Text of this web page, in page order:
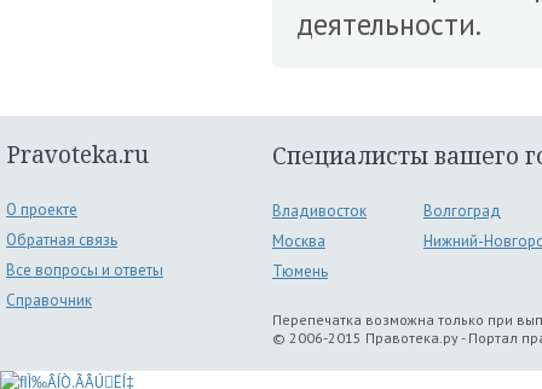
деятельности.
Pravoteka.ru
О проекте
Обратная связь
Все вопросы и ответы
Справочник
Специалисты вашего
Владивосток
Волгоград
Москва
Нижний-
Тюмень
Перепечатка возможна только при
© 2006-2015 Правотека.ру - Портал